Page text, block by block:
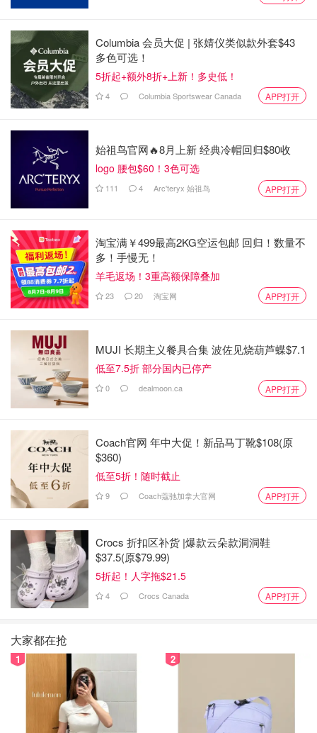
这款须油在很多杂志也有推荐过。尤其是有着Mr. Burberry
香水的香气。“散发浓郁热烈的迷人芬芳，淋漓捕捉了夜晚
时分伦敦大都会的魅力精髓与深切期盼”。听起来是不是就
很心动？
使用方式：
使用前请先摇晃均匀。
每日早上取出 3~5滴涂抹于有胡子部位。
欢的样子。
晚上也可使用。
滋养胡须，让胡子更柔顺有光泽，避免分岔、干燥、断裂，
更易于梳理与造型。最重要的是还有神秘的香气。你是不是
心动了呢！ costco这款现价才9.97，赶紧抢！
Columbia 会员大促 | 张婧仪类似款外套$43
多色可选！
5折起+额外8折+上新！多史低！
4 Columbia Sportswear Canada APP打开
始祖鸟官网🔥8月上新 经典冷帽回归$80收
logo 腰包$60！3色可选
111 4 Arc'teryx 始祖鸟 APP打开
淘宝满￥499最高2KG空运包邮 回归！数量不
多！手慢无！
羊毛返场！3重高额保障叠加
23 20 淘宝网 APP打开
MUJI 长期主义餐具合集 波佐见烧葫芦蝶$7.1
低至7.5折 部分国内已停产
0 dealmoon.ca APP打开
Coach官网 年中大促！新品马丁靴$108(原
$360)
低至5折！随时截止
9 Coach蔻驰加拿大官网 APP打开
Crocs 折扣区补货 |爆款云朵款洞洞鞋
$37.5(原$79.99)
5折起！人字拖$21.5
4 Crocs Canada APP打开
大家都在抢
1 2